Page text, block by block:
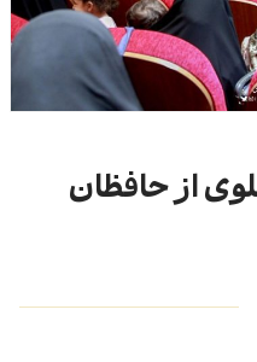
از حافظان